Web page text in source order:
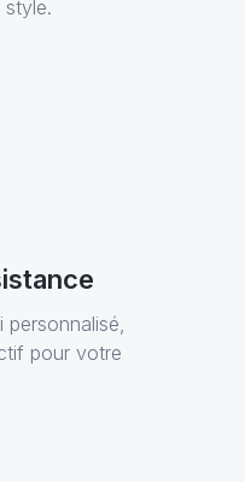
personnalisé,
pour votre